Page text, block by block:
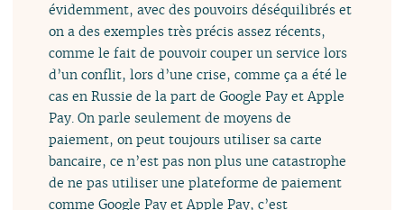
évidemment, avec des pouvoirs déséquilibrés et
on a des exemples très précis assez récents,
comme le fait de pouvoir couper un service lors
d’un conflit, lors d’une crise, comme ça a été le
cas en Russie de la part de Google Pay et Apple
Pay. On parle seulement de moyens de
paiement, on peut toujours utiliser sa carte
bancaire, ce n’est pas non plus une catastrophe
de ne pas utiliser une plateforme de paiement
comme Google Pay et Apple Pay, c’est